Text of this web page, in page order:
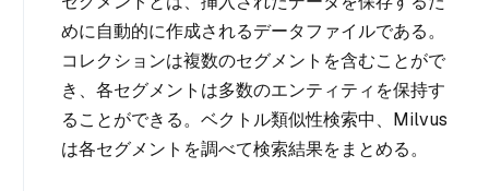
めに自動的に作成されるデータファイルである。
コレクションは複数のセグメントを含むことがで
き、各セグメントは多数のエンティティを保持す
ることができる。ベクトル類似性検索中、Milvus
は各セグメントを調べて検索結果をまとめる。